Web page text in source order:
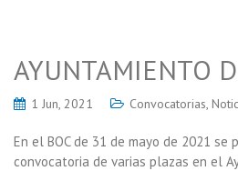
AYUNTAMIENTO
1 Jun, 2021 Convocatorias,
En el BOC de 31 de mayo de 2021 se
convocatoria de varias plazas en el